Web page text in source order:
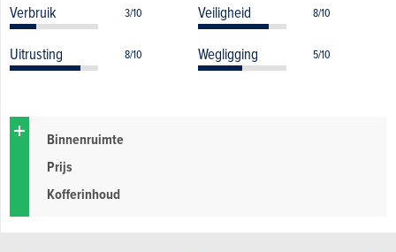
Verbruik 3/10 Veiligheid 8/10
Uitrusting 8/10 Wegligging 5/10
Binnenruimte
Prijs
Kofferinhoud